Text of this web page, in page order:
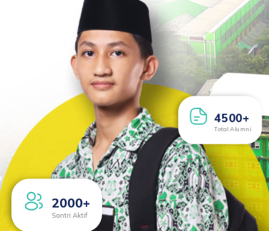
2000+
Santri Aktif
4500+
Total Alumni